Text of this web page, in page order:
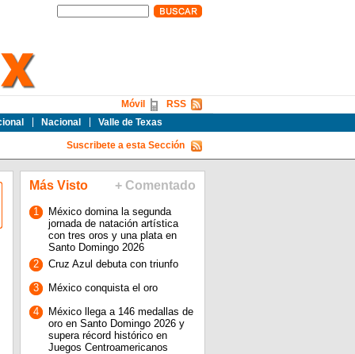
Nacional Valle de Texas
RSS
Móvil
Suscribete a esta Sección
Más Visto + Comentado
1
México domina la segunda
jornada de natación artística
con tres oros y una plata en
Santo Domingo 2026
2
Cruz Azul debuta con triunfo
3
México conquista el oro
4
México llega a 146 medallas de
oro en Santo Domingo 2026 y
supera récord histórico en
Juegos Centroamericanos